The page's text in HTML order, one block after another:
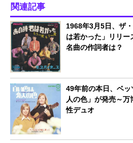
関連記事
1968年3月5日、ザ
は若かった」リリー
名曲の作詞者は？
49年前の本日、ベ
人の色」が発売～
性デュオ